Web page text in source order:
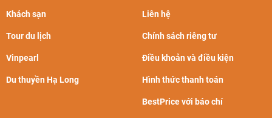
Khách sạn
Tour du lịch
Vinpearl
Du thuyền Hạ Long
Liên hệ
Chính sách riêng tư
Điều khoản và điều kiện
Hình thức thanh toán
BestPrice với báo chí